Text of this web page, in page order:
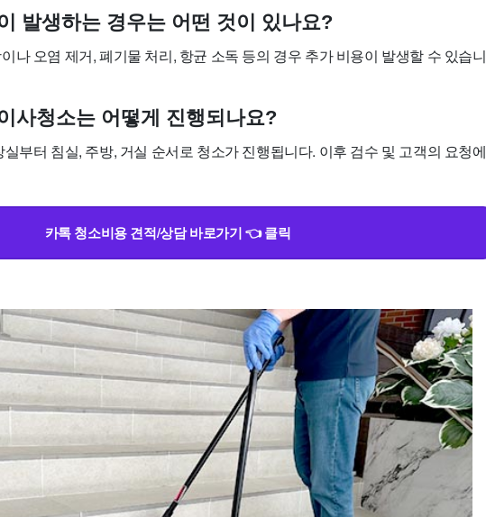
발생하는 경우는 어떤 것이 있나요?
나 오염 제거, 폐기물 처리, 항균 소독 등의 경우 추가 비용이 발생할 수 있습니
사청소는 어떻게 진행되나요?
부터 침실, 주방, 거실 순서로 청소가 진행됩니다. 이후 검수 및 고객의 요청에
카톡 청소비용 견적/상담 바로가기 👈 클릭